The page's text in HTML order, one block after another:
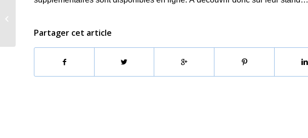
Partager cet article
par Netflix